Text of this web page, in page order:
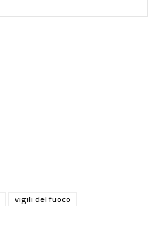
vigili del fuoco